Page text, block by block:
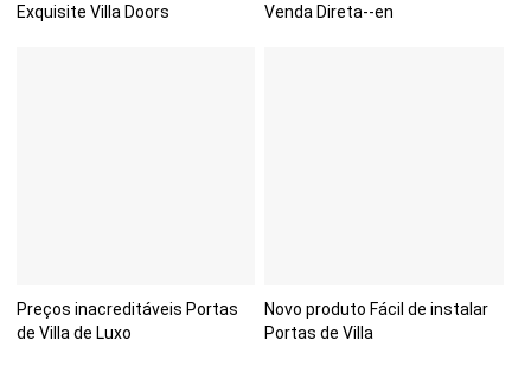
Exquisite Villa Doors
Venda Direta--en
Preços inacreditáveis Portas
de Villa de Luxo
Novo produto Fácil de instalar
Portas de Villa